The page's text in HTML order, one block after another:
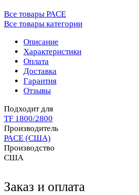
Все товары PACE
Все товары категории
Описание
Характеристики
Оплата
Доставка
Гарантия
Отзывы
Подходит для
TF 1800/2800
Производитель
PACE (США)
Производство
США
Заказ и оплата